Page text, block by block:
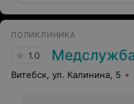
ПОЛИКЛИНИКА
1.0 Медслужба
Витебск, ул. Калинина, 5